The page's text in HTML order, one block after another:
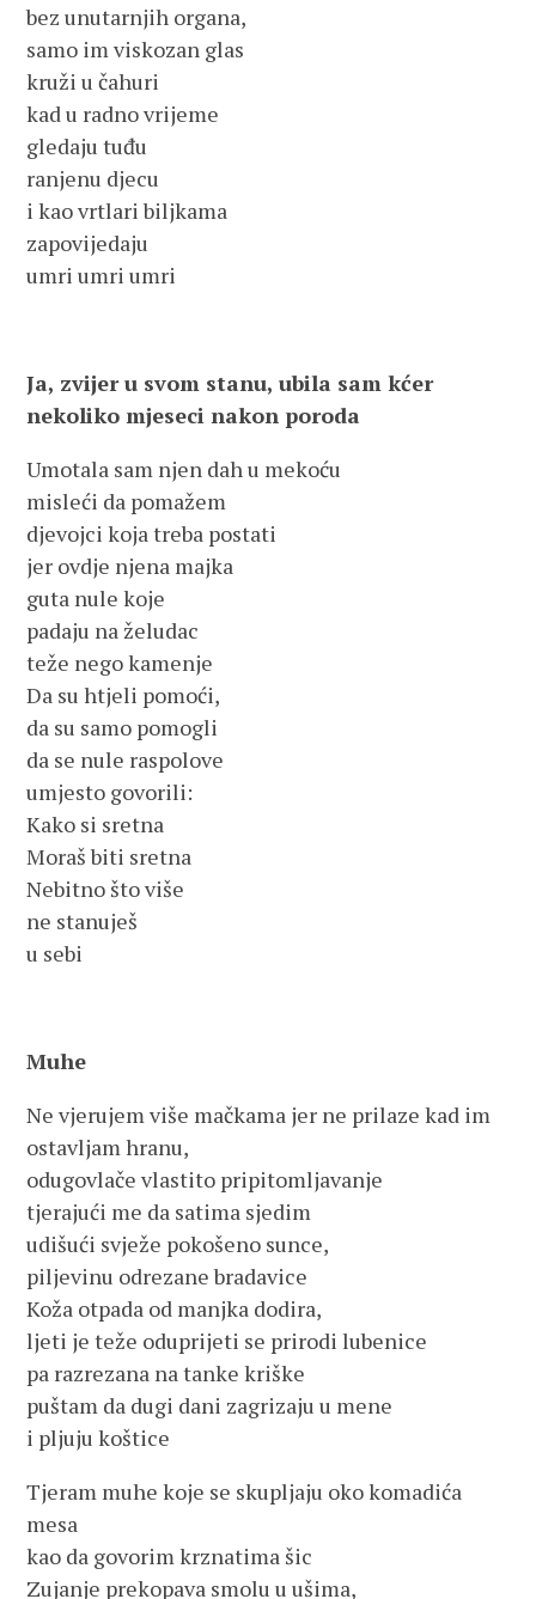
bez unutarnjih organa,
samo im viskozan glas
kruži u čahuri
kad u radno vrijeme
gledaju tuđu
ranjenu djecu
i kao vrtlari biljkama
zapovijedaju
umri umri umri
Ja, zvijer u svom stanu, ubila sam kćer
nekoliko mjeseci nakon poroda
Umotala sam njen dah u mekoću
misleći da pomažem
djevojci koja treba postati
jer ovdje njena majka
guta nule koje
padaju na želudac
teže nego kamenje
Da su htjeli pomoći,
da su samo pomogli
da se nule raspolove
umjesto govorili:
Kako si sretna
Moraš biti sretna
Nebitno što više
ne stanuješ
u sebi
Muhe
Ne vjerujem više mačkama jer ne prilaze kad im
ostavljam hranu,
odugovlače vlastito pripitomljavanje
tjerajući me da satima sjedim
udišući svježe pokošeno sunce,
piljevinu odrezane bradavice
Koža otpada od manjka dodira,
ljeti je teže oduprijeti se prirodi lubenice
pa razrezana na tanke kriške
puštam da dugi dani zagrizaju u mene
i pljuju koštice
Tjeram muhe koje se skupljaju oko komadića
mesa
kao da govorim krznatima šic
Zujanje prekopava smolu u ušima,